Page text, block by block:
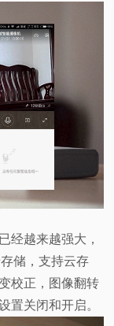
经越来越强大，
储，支持云存
校正，图像翻转
置关闭和开启。